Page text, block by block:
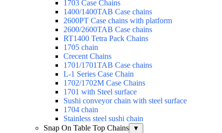
1703 Case Chains
1400/1400TAB Case chains
2600PT Case chains with platform
2600/2600TAB Case chains
RT1400 Tetra Pack Chains
1705 chain
Crecent Chains
1701/1701TAB Case chains
L-1 Series Case Chain
1702/1702M Case Chains
1701 with Steel surface
Sushi conveyor chain with steel surface
1704 chain
Stainless steel sushi chain
Snap On Table Top Chains
▼